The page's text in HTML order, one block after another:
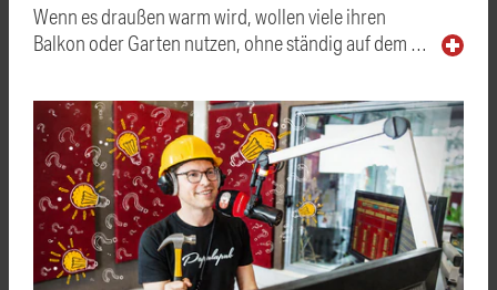
Wenn es draußen warm wird, wollen viele ihren
Balkon oder Garten nutzen, ohne ständig auf dem …